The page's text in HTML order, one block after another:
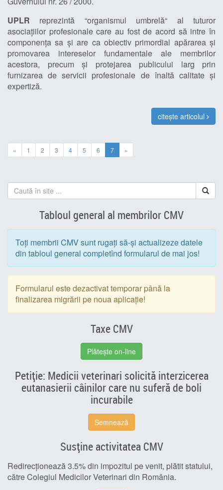
UPLR reprezintă “organismul umbrelă“ al tuturor
asociaţiilor profesionale care au fost de acord să intre în
componenţa sa şi are ca obiectiv primordial apărarea şi
promovarea intereselor fundamentale ale membrilor
acestora, precum şi protejarea publicului larg prin
furnizarea de servicii profesionale de înaltă calitate şi
expertiză.
citește articolul
« 1 2 3 4 5 6 7 »
Tabloul general al membrilor CMV
Toți membrii CMV sunt rugați să-și actualizeze datele
din tabloul general completînd formularul de mai jos!
Formularul este dezactivat temporar până la
finalizarea migrării pe noua aplicație!
Taxe CMV
Plătește on-line
Petiție: Medicii veterinari solicită interzicerea
eutanasierii câinilor care nu suferă de boli
incurabile
Semnează
Susține activitatea CMV
Redirecționează 3.5% din impozitul pe venit, plătit statului,
către Colegiul Medicilor Veterinari din România.